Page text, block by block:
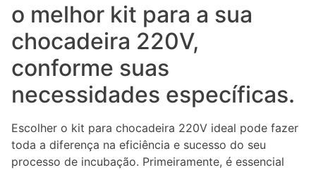
o melhor kit para a sua
chocadeira 220V,
conforme suas
necessidades específicas.
Escolher o kit para chocadeira 220V ideal pode fazer
toda a diferença na eficiência e sucesso do seu
processo de incubação. Primeiramente, é essencial